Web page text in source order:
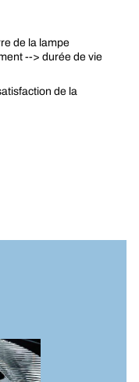
de la lampe
--> durée de vie
de la